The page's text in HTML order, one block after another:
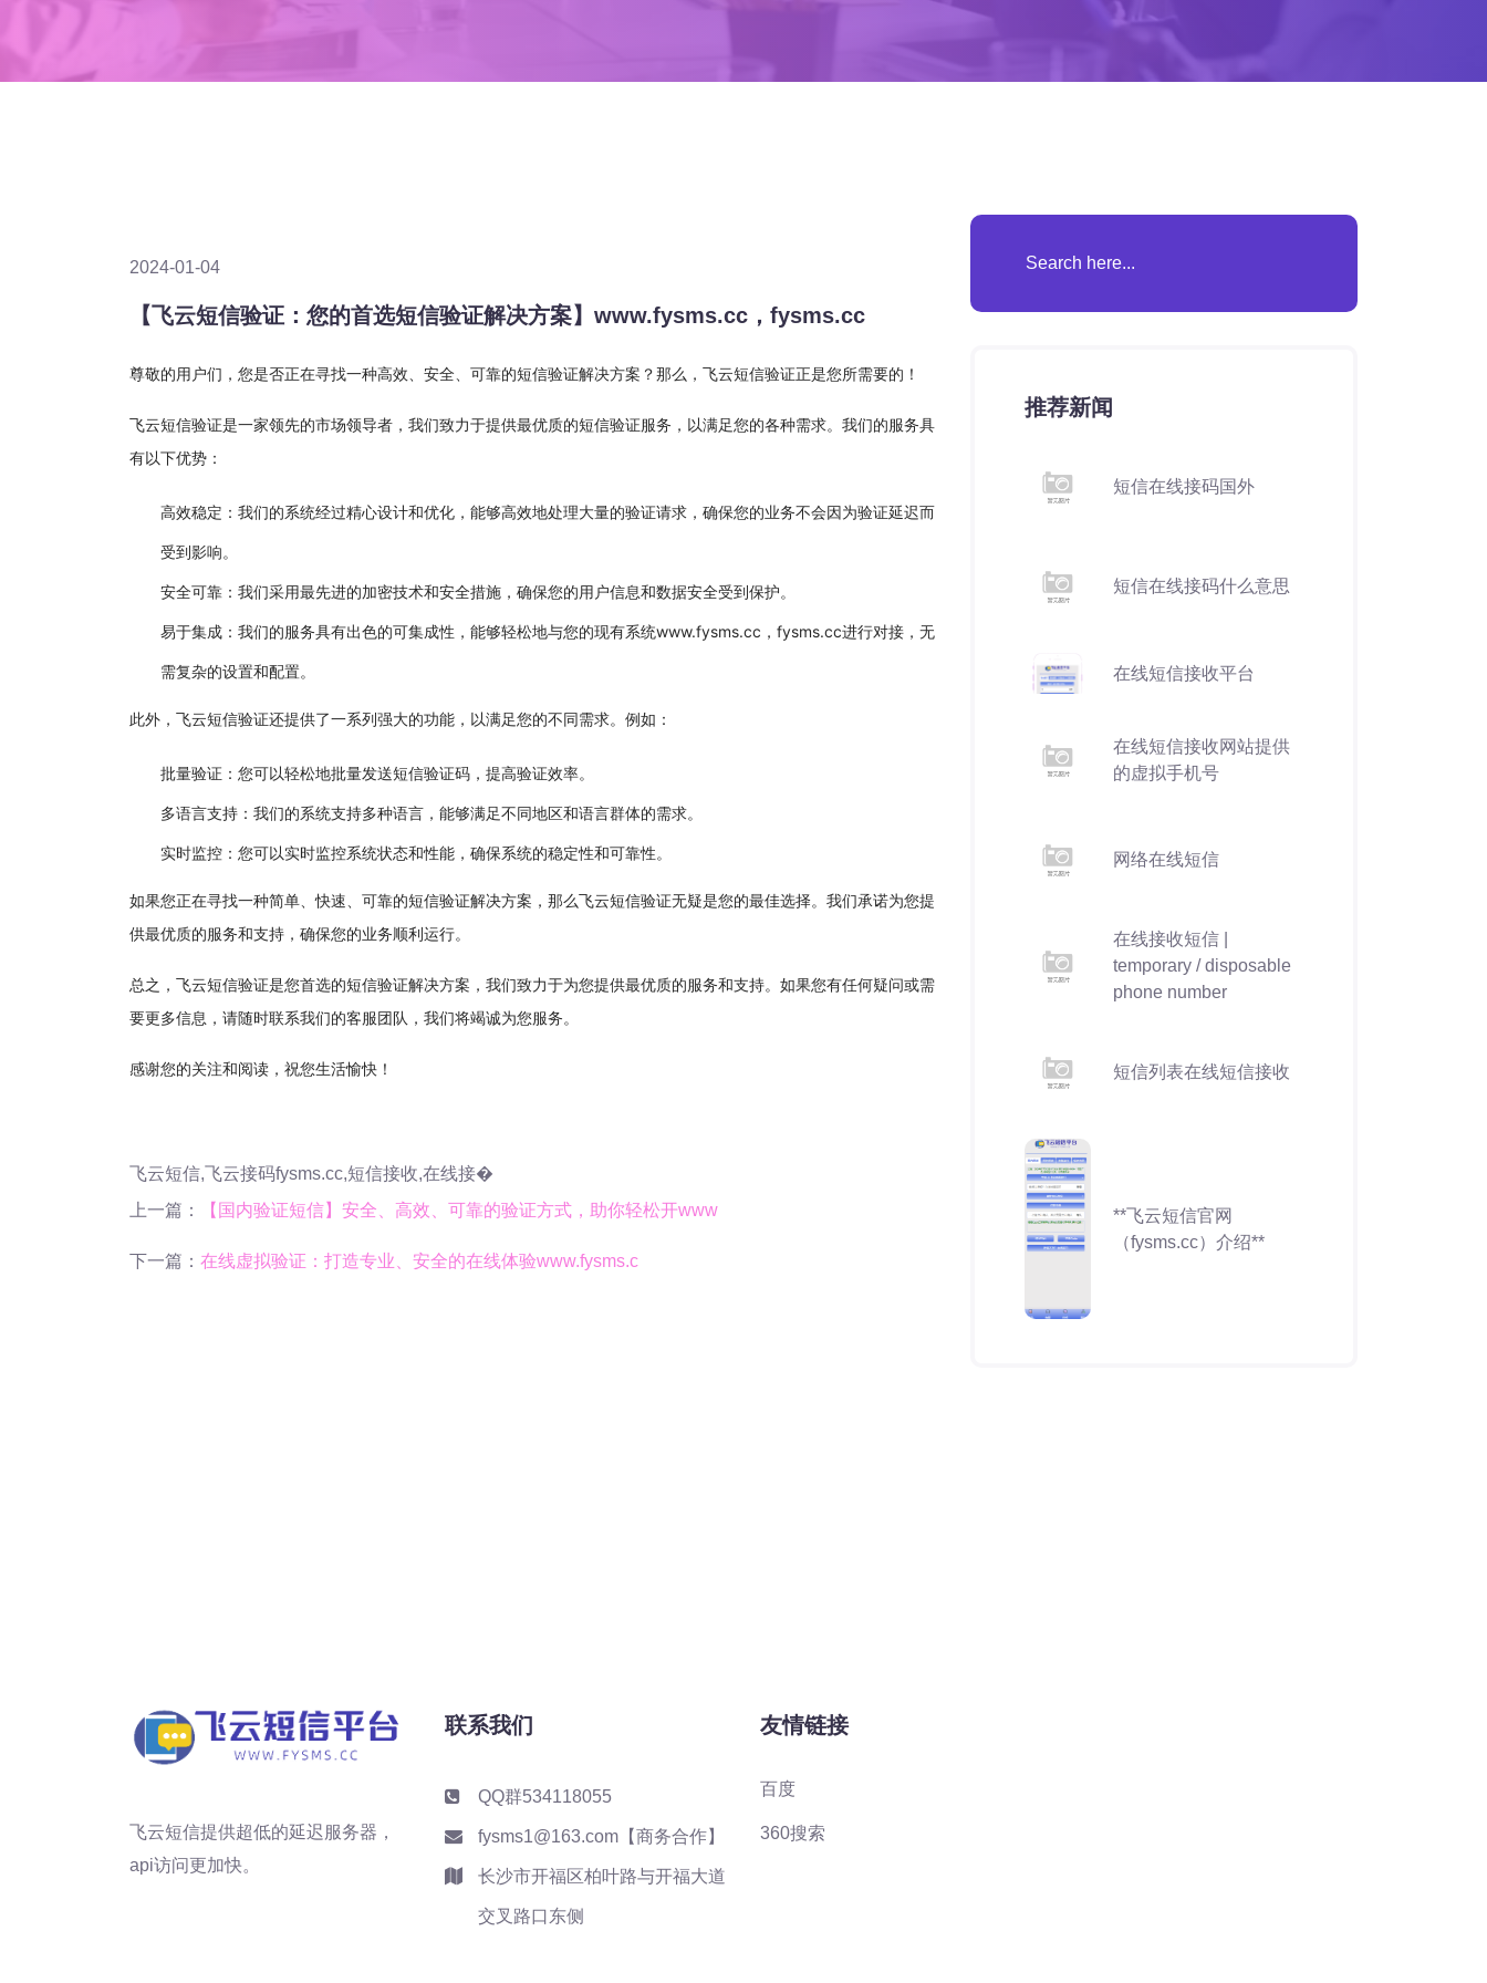
2024-01-04
【飞云短信验证：您的首选短信验证解决方案】www.fysms.cc，fysms.cc
尊敬的用户们，您是否正在寻找一种高效、安全、可靠的短信验证解决方案？那么，飞云短信验证正是您所需要的！
飞云短信验证是一家领先的市场领导者，我们致力于提供最优质的短信验证服务，以满足您的各种需求。我们的服务具
有以下优势：
高效稳定：我们的系统经过精心设计和优化，能够高效地处理大量的验证请求，确保您的业务不会因为验证延迟而
受到影响。
安全可靠：我们采用最先进的加密技术和安全措施，确保您的用户信息和数据安全受到保护。
易于集成：我们的服务具有出色的可集成性，能够轻松地与您的现有系统www.fysms.cc，fysms.cc进行对接，无
需复杂的设置和配置。
此外，飞云短信验证还提供了一系列强大的功能，以满足您的不同需求。例如：
批量验证：您可以轻松地批量发送短信验证码，提高验证效率。
多语言支持：我们的系统支持多种语言，能够满足不同地区和语言群体的需求。
实时监控：您可以实时监控系统状态和性能，确保系统的稳定性和可靠性。
如果您正在寻找一种简单、快速、可靠的短信验证解决方案，那么飞云短信验证无疑是您的最佳选择。我们承诺为您提
供最优质的服务和支持，确保您的业务顺利运行。
总之，飞云短信验证是您首选的短信验证解决方案，我们致力于为您提供最优质的服务和支持。如果您有任何疑问或需
要更多信息，请随时联系我们的客服团队，我们将竭诚为您服务。
感谢您的关注和阅读，祝您生活愉快！
飞云短信,飞云接码fysms.cc,短信接收,在线接�
上一篇：
【国内验证短信】安全、高效、可靠的验证方式，助你轻松开www
下一篇： 在线虚拟验证：打造专业、安全的在线体验www.fysms.c
推荐新闻
短信在线接码国外
短信在线接码什么意思
在线短信接收平台
在线短信接收网站提供
的虚拟手机号
网络在线短信
在线接收短信 |
temporary / disposable
phone number
短信列表在线短信接收
**飞云短信官网
（fysms.cc）介绍**
飞云短信提供超低的延迟服务器，
api访问更加快。
联系我们
QQ群534118055
fysms1@163.com【商务合作】
长沙市开福区柏叶路与开福大道
交叉路口东侧
友情链接
百度
360搜索